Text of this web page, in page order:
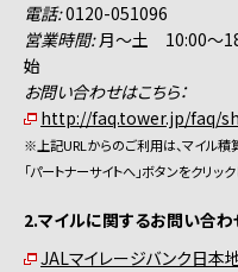
電話:0120-051096
営業時間:月～土 10:00
始
お問い合わせはこちら：
http://faq.tower.jp/faq/
※上記URLからのご利用は、マイル積
「パートナーサイトへ」ボタンをクリッ
2.マイルに関するお問い合わ
JALマイレージバンク日本